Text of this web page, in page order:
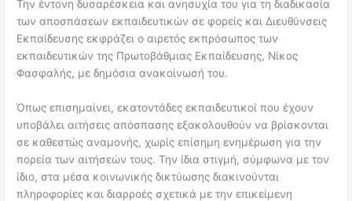
Την έντονη δυσαρέσκεια και ανησυχία του για τη διαδικασία
των αποσπάσεων εκπαιδευτικών σε φορείς και Διευθύνσεις
Εκπαίδευσης εκφράζει ο αιρετός εκπρόσωπος των
εκπαιδευτικών της Πρωτοβάθμιας Εκπαίδευσης, Νίκος
Φασφαλής, με δημόσια ανακοίνωσή του.
Όπως επισημαίνει, εκατοντάδες εκπαιδευτικοί που έχουν
υποβάλει αιτήσεις απόσπασης εξακολουθούν να βρίσκονται
σε καθεστώς αναμονής, χωρίς επίσημη ενημέρωση για την
πορεία των αιτήσεών τους. Την ίδια στιγμή, σύμφωνα με τον
ίδιο, στα μέσα κοινωνικής δικτύωσης διακινούνται
πληροφορίες και διαρροές σχετικά με την επικείμενη